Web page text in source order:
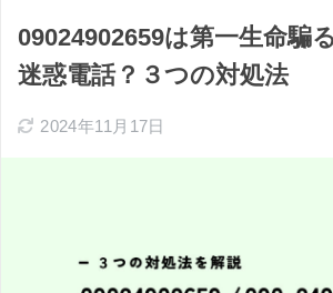
09024902659は第一生命騙
迷惑電話？３つの対処法
2024年11月17日